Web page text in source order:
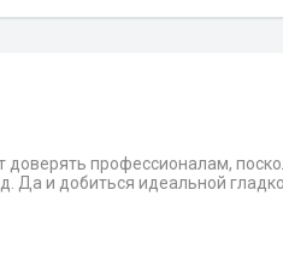
доверять профессионалам,
Да и добиться идеальной